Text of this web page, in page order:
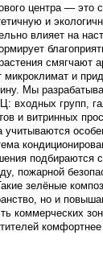
центра — это
и
влияет на
смягчают
и
Мы
входных групп,
и витринных
учитываются
подбираются
пожарной
зелёные
но и
коммерческих